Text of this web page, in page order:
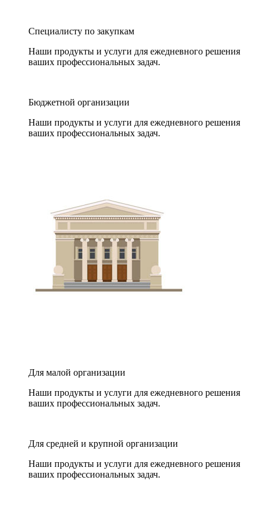
Специалисту по закупкам
Наши продукты и услуги для ежедневного решения
ваших профессиональных задач.
Бюджетной организации
Наши продукты и услуги для ежедневного решения
ваших профессиональных задач.
Для малой организации
Наши продукты и услуги для ежедневного решения
ваших профессиональных задач.
Для средней и крупной организации
Наши продукты и услуги для ежедневного решения
ваших профессиональных задач.